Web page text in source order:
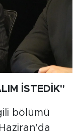
İSTEDİK"
bölümü